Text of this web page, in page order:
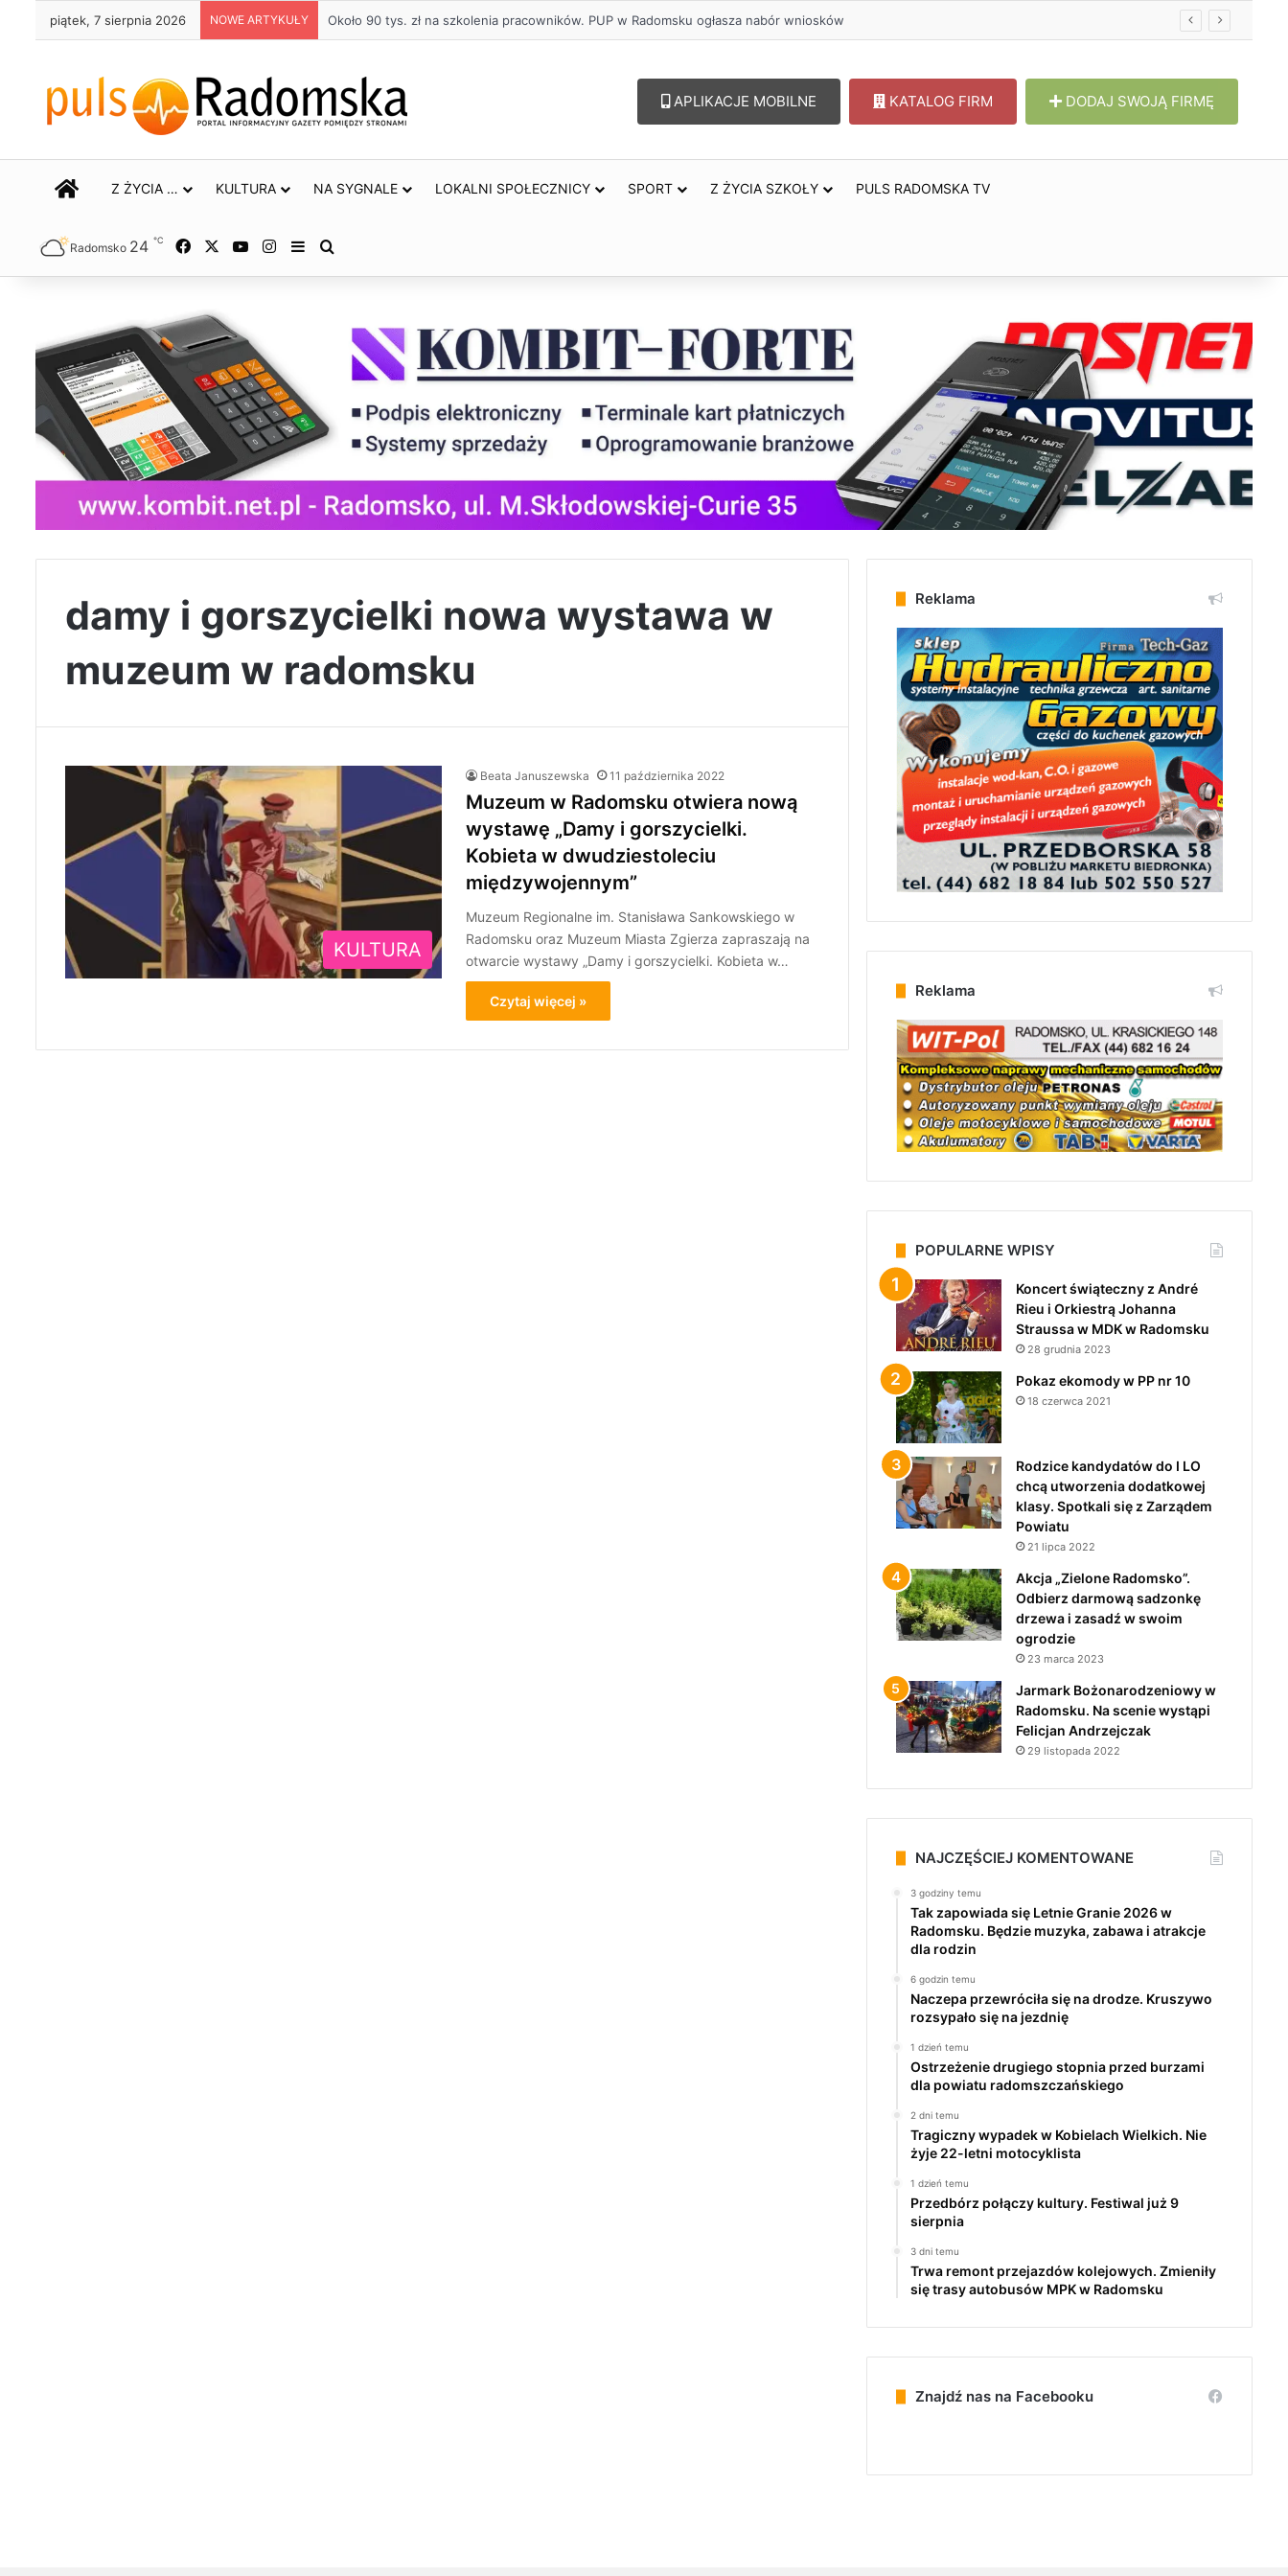
piątek, 7 sierpnia 2026 NOWE ARTYKUŁY Około 90 tys. zł na szkolenia pracowników. PUP w Radomsku ogłasza nabór wniosków
APLIKACJE MOBILNE KATALOG FIRM DODAJ SWOJĄ FIRMĘ
STRONA GŁÓWNA
Z ŻYCIA … KULTURA NA SYGNALE LOKALNI SPOŁECZNICY SPORT Z ŻYCIA SZKOŁY PULS RADOMSKA TV
Radomsko 24 ℃ Facebook YouTubeInstagram
Sidebar
damy i gorszycielki nowa wystawa w
muzeum w radomsku
KULTURA
Beata Januszewska 11 października 2022
Muzeum w Radomsku otwiera nową
wystawę „Damy i gorszycielki.
Kobieta w dwudziestoleciu
międzywojennym”
Muzeum Regionalne im. Stanisława Sankowskiego w
Radomsku oraz Muzeum Miasta Zgierza zapraszają na
otwarcie wystawy „Damy i gorszycielki. Kobieta w…
Czytaj więcej »
Reklama
Reklama
POPULARNE WPISY
Koncert świąteczny z André
Rieu i Orkiestrą Johanna
Straussa w MDK w Radomsku
28 grudnia 2023
Pokaz ekomody w PP nr 10
18 czerwca 2021
Rodzice kandydatów do I LO
chcą utworzenia dodatkowej
klasy. Spotkali się z Zarządem
Powiatu
21 lipca 2022
Akcja „Zielone Radomsko”.
Odbierz darmową sadzonkę
drzewa i zasadź w swoim
ogrodzie
23 marca 2023
Jarmark Bożonarodzeniowy w
Radomsku. Na scenie wystąpi
Felicjan Andrzejczak
29 listopada 2022
NAJCZĘŚCIEJ KOMENTOWANE
3 godziny temu
Tak zapowiada się Letnie Granie 2026 w
Radomsku. Będzie muzyka, zabawa i atrakcje
dla rodzin
6 godzin temu
Naczepa przewróciła się na drodze. Kruszywo
rozsypało się na jezdnię
1 dzień temu
Ostrzeżenie drugiego stopnia przed burzami
dla powiatu radomszczańskiego
2 dni temu
Tragiczny wypadek w Kobielach Wielkich. Nie
żyje 22-letni motocyklista
1 dzień temu
Przedbórz połączy kultury. Festiwal już 9
sierpnia
3 dni temu
Trwa remont przejazdów kolejowych. Zmieniły
się trasy autobusów MPK w Radomsku
Znajdź nas na Facebooku